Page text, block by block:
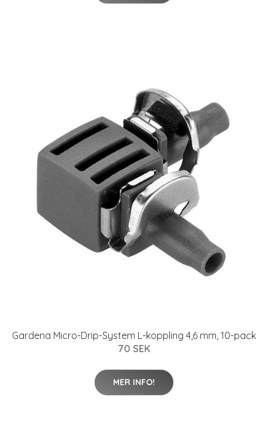
Gardena Micro-Drip-System L-koppling 4,6 mm, 10-pack
70 SEK
MER INFO!